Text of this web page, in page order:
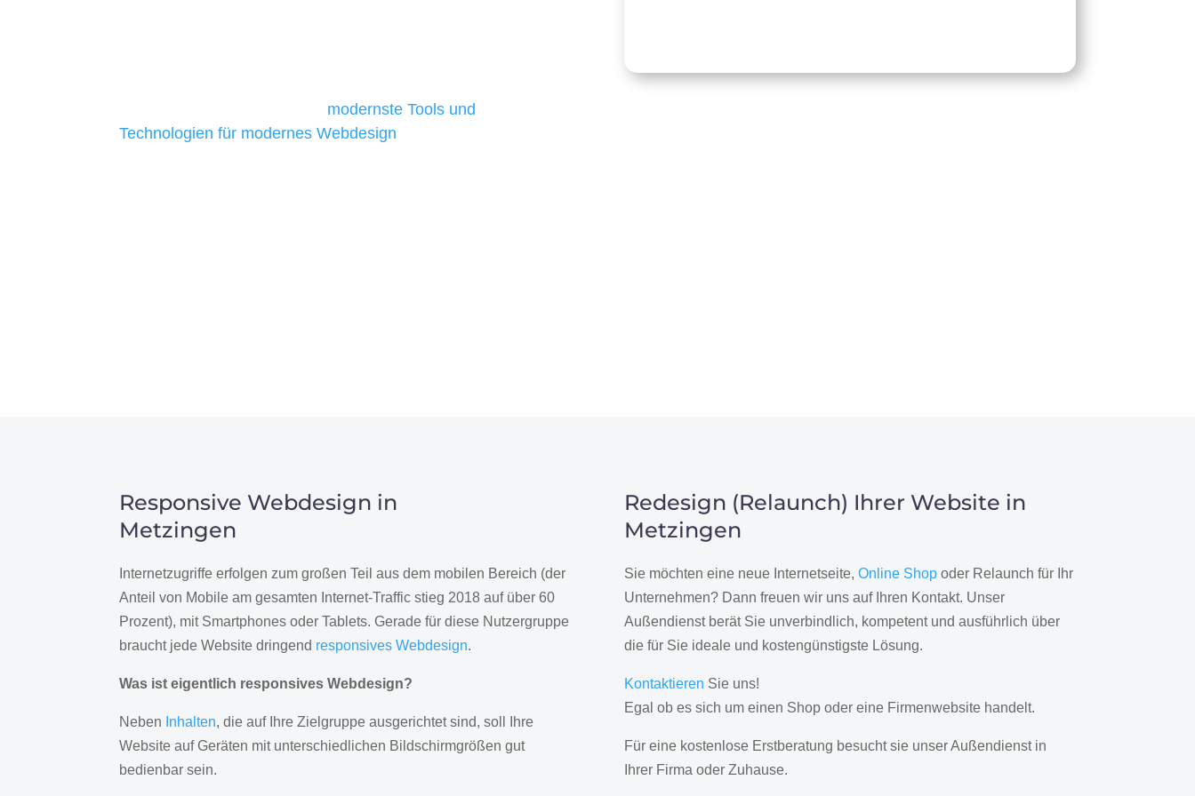
modernste Tools und
Technologien für modernes Webdesign
Responsive Webdesign in
Metzingen
Internetzugriffe erfolgen zum großen Teil aus dem mobilen Bereich (der
Anteil von Mobile am gesamten Internet-Traffic stieg 2018 auf über 60
Prozent), mit Smartphones oder Tablets. Gerade für diese Nutzergruppe
braucht jede Website dringend responsives Webdesign.
Was ist eigentlich responsives Webdesign?
Neben Inhalten, die auf Ihre Zielgruppe ausgerichtet sind, soll Ihre
Website auf Geräten mit unterschiedlichen Bildschirmgrößen gut
bedienbar sein.
Redesign (Relaunch) Ihrer Website in
Metzingen
Sie möchten eine neue Internetseite, Online Shopoder Relaunch für Ihr
Unternehmen? Dann freuen wir uns auf Ihren Kontakt. Unser
Außendienst berät Sie unverbindlich, kompetent und ausführlich über
die für Sie ideale und kostengünstigste Lösung.
Kontaktieren Sie uns!
Egal ob es sich um einen Shop oder eine Firmenwebsite handelt.
Für eine kostenlose Erstberatung besucht sie unser Außendienst in
Ihrer Firma oder Zuhause.